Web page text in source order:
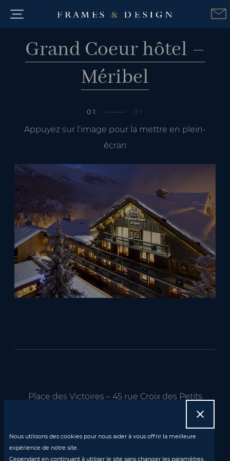
Grand Coeur hôtel –
Méribel
01 01
Appuyez sur l'image pour la mettre en plein-
écran
Place des Victoires – 45 rue Croix des Petits

Nous utilisons des cookies pour nous aider à vous offrir la meilleure
expérience de notre site.
Cependant en continuant à utiliser le site sans changer les paramètres,